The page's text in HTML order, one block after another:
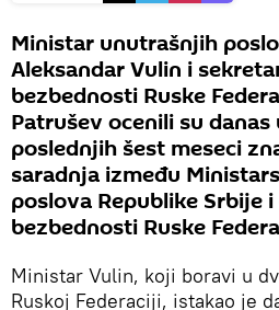
Ministar unutrašnjih
Aleksandar Vulin i
bezbednosti Ruske
Patrušev ocenili su
poslednjih šest meseci
saradnja između
poslova Republike Srbije
bezbednosti Ruske
Ministar Vulin, koji boravi u
Ruskoj Federaciji, istakao je